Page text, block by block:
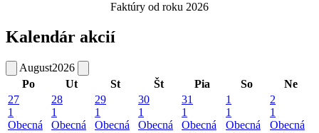
Faktúry od roku 2026
Kalendár akcií
August2026
Po
Ut St Št Pia So
Ne
27
1
Obecná
28
1
Obecná
29
1
Obecná
30
1
Obecná
31
1
Obecná
1
1
Obecná
2
1
Obecná